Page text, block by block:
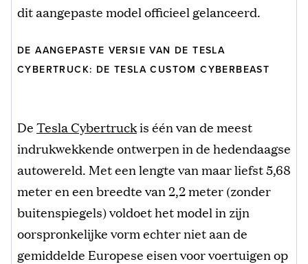
dit aangepaste model officieel gelanceerd.
DE AANGEPASTE VERSIE VAN DE TESLA
CYBERTRUCK: DE TESLA CUSTOM CYBERBEAST
DeTesla Cybertruckis één van de meest
indrukwekkende ontwerpen in de hedendaagse
autowereld. Met een lengte van maar liefst 5,68
meter en een breedte van 2,2 meter (zonder
buitenspiegels) voldoet het model in zijn
oorspronkelijke vorm echter niet aan de
gemiddelde Europese eisen voor voertuigen op